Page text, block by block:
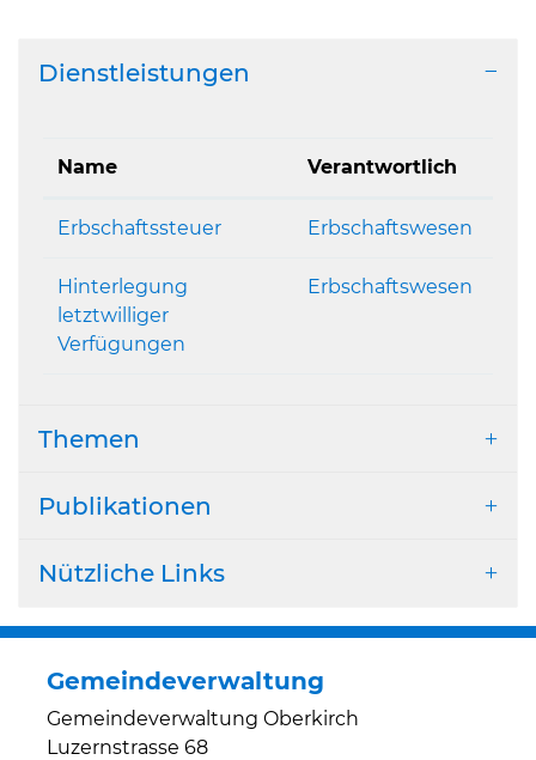
Dienstleistungen
Name Verantwortlich
Erbschaftssteuer Erbschaftswesen
Hinterlegung
letztwilliger
Verfügungen
Erbschaftswesen
Themen
Publikationen
Nützliche Links
Gemeindeverwaltung
Gemeindeverwaltung Oberkirch
Luzernstrasse 68